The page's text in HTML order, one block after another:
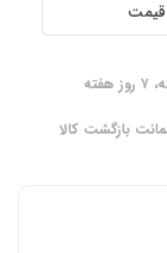
قیمت
بازگشت کالا